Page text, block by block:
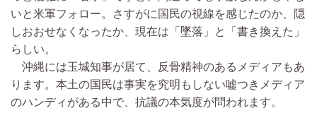
いと米軍フォロー。さすがに国民の視線を感じたのか、隠
しおおせなくなったか、現在は「墜落」と「書き換えた」
らしい。
沖縄には玉城知事が居て、反骨精神のあるメディアもあ
ります。本土の国民は事実を究明もしない嘘つきメディア
のハンディがある中で、抗議の本気度が問われます。